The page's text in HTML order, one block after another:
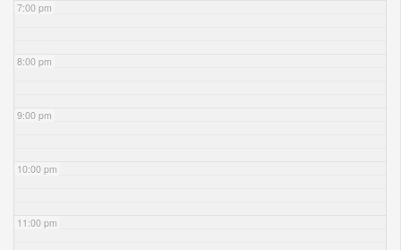
7:00 pm
8:00 pm
9:00 pm
10:00 pm
11:00 pm